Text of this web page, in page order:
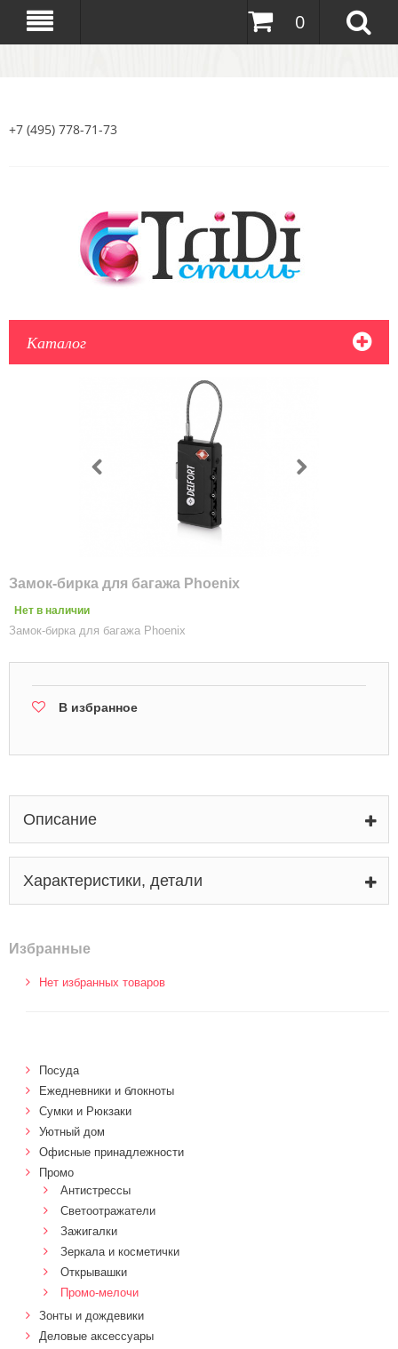
0
+7 (495) 778-71-73
Каталог
Замок-бирка для багажа Phoenix
Нет в наличии
Замок-бирка для багажа Phoenix
В избранное
Описание
Характеристики, детали
Избранные
Нет избранных товаров
Посуда
Ежедневники и блокноты
Сумки и Рюкзаки
Уютный дом
Офисные принадлежности
Промо
Антистрессы
Светоотражатели
Зажигалки
Зеркала и косметички
Открывашки
Промо-мелочи
Зонты и дождевики
Деловые аксессуары